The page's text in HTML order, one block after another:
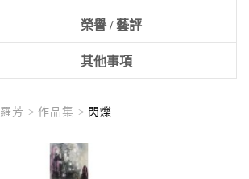
榮譽 / 藝評
其他事項
羅芳 > 作品集 > 閃爍